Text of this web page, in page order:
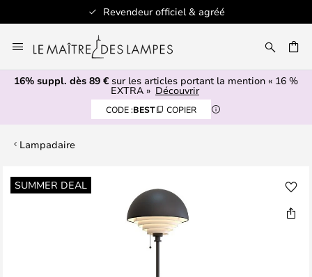
Revendeur officiel & agréé
au
contenu
16% suppl. dès 89 € sur les articles portant la mention « 16 %
EXTRA » Découvrir
CODE :BEST COPIER
Lampadaire
SUMMER DEAL
Skip
to